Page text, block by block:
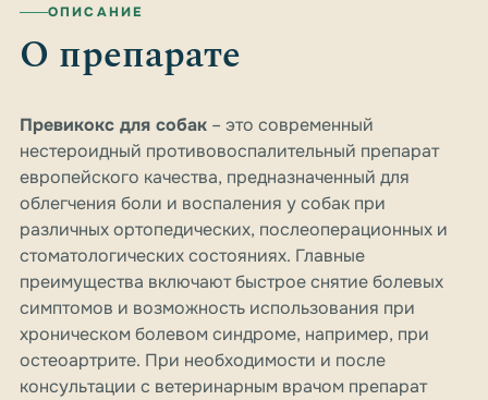
ОПИСАНИЕ
О препарате
Превикокс для собак – это современный
нестероидный противовоспалительный препарат
европейского качества, предназначенный для
облегчения боли и воспаления у собак при
различных ортопедических, послеоперационных и
стоматологических состояниях. Главные
преимущества включают быстрое снятие болевых
симптомов и возможность использования при
хроническом болевом синдроме, например, при
остеоартрите. При необходимости и после
консультации с ветеринарным врачом препарат